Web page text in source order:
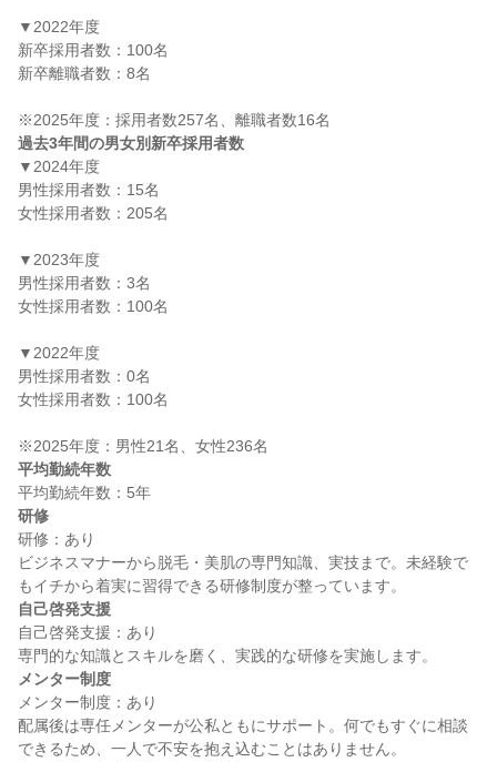
▼2022年度
新卒採用者数：100名
新卒離職者数：8名
過去3年間の男女別新卒採用者数
▼2024年度
男性採用者数：15名
女性採用者数：205名
▼2023年度
男性採用者数：3名
女性採用者数：100名
▼2022年度
男性採用者数：0名
女性採用者数：100名
平均勤続年数
研修
研修：あり
ビジネスマナーから脱毛・美肌の専門知識、実技まで。未経験で
自己啓発支援
自己啓発支援：あり
メンター制度
メンター制度：あり
配属後は専任メンターが公私ともにサポート。何でもすぐに相談